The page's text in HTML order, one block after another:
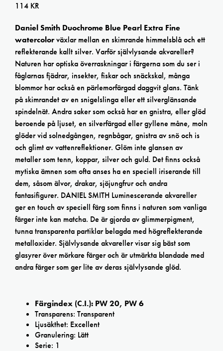
114 KR
Daniel Smith Duochrome Blue Pearl Extra Fine
watercolorväxlar mellan en skimrande himmelsblå och ett
reflekterande kallt silver. Varför självlysande akvareller?
Naturen har optiska överraskningar i färgerna som du ser i
fåglarnas fjädrar, insekter, fiskar och snäckskal, många
blommor har också en pärlemorfärgad daggvit glans. Tänk
på skimrandet av en snigelslinga eller ett silverglänsande
spindelnät. Andra saker som också har en gnistra, eller glöd
beroende på ljuset, en silverfärgad eller gyllene måne, moln
glöder vid solnedgången, regnbågar, gnistra av snö och is
och glimt av vattenreflektioner. Glöm inte glansen av
metaller som tenn, koppar, silver och guld. Det finns också
mytiska ämnen som ofta anses ha en speciell iriserande till
dem, såsom älvor, drakar, sjöjungfrur och andra
fantasifigurer. DANIEL SMITH Luminescerande akvareller
ger en touch av speciell färg som finns i naturen som vanliga
färger inte kan matcha. De är gjorda av glimmerpigment,
tunna transparenta partiklar belagda med högreflekterande
metalloxider. Självlysande akvareller visar sig bäst som
glasyrer över mörkare färger och är utmärkta blandade med
andra färger som ger lite av deras självlysande glöd.
Färgindex (C.I.): PW 20, PW 6
Transparens: Transparent
Ljusäkthet: Excellent
Granulering: Lätt
Serie: 1